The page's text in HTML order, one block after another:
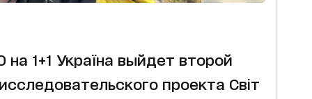
1+1 Україна выйдет второй
проекта Світ